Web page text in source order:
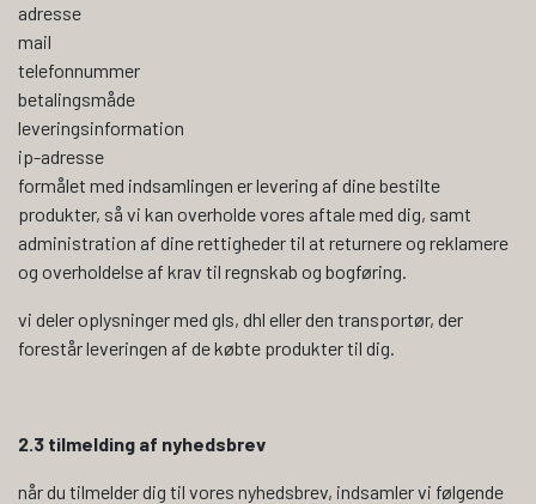
adresse
mail
telefonnummer
betalingsmåde
leveringsinformation
ip-adresse
formålet med indsamlingen er levering af dine bestilte
produkter, så vi kan overholde vores aftale med dig, samt
administration af dine rettigheder til at returnere og reklamere
og overholdelse af krav til regnskab og bogføring.
vi deler oplysninger med gls, dhl eller den transportør, der
forestår leveringen af de købte produkter til dig.
2.3 tilmelding af nyhedsbrev
når du tilmelder dig til vores nyhedsbrev, indsamler vi følgende